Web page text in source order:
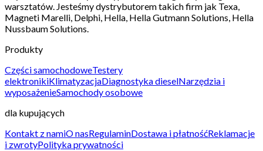
warsztatów. Jesteśmy dystrybutorem takich firm jak Texa,
Magneti Marelli, Delphi, Hella, Hella Gutmann Solutions, Hella
Nussbaum Solutions.
Produkty
Części samochodoweTestery
elektronikiKlimatyzacjaDiagnostyka dieselNarzędzia i
wyposażenieSamochody osobowe
dla kupujących
Kontakt z namiO nasRegulaminDostawa i płatnośćReklamacje
i zwrotyPolityka prywatności